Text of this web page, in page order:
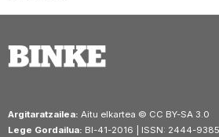
Argitaratzailea: Aitu elkartea © CC BY-SA 3.0
Lege Gordailua: BI-41-2016 | ISSN: 2444-9385